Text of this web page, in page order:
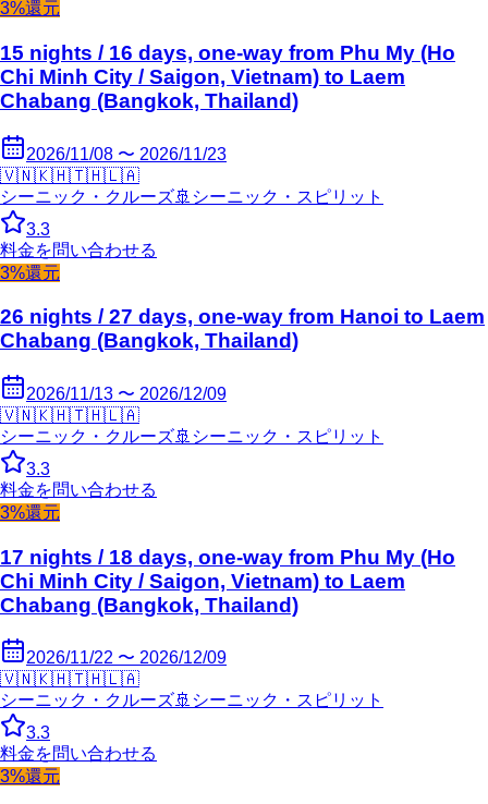
3%還元
15 nights / 16 days, one-way from Phu My (Ho
Chi Minh City / Saigon, Vietnam) to Laem
Chabang (Bangkok, Thailand)
2026/11/08 〜 2026/11/23
🇻🇳🇰🇭🇹🇭🇱🇦
シーニック・クルーズ🚢 シーニック・スピリット
3.3
料金を問い合わせる
3%還元
26 nights / 27 days, one-way from Hanoi to Laem
Chabang (Bangkok, Thailand)
2026/11/13 〜 2026/12/09
🇻🇳🇰🇭🇹🇭🇱🇦
シーニック・クルーズ🚢 シーニック・スピリット
3.3
料金を問い合わせる
3%還元
17 nights / 18 days, one-way from Phu My (Ho
Chi Minh City / Saigon, Vietnam) to Laem
Chabang (Bangkok, Thailand)
2026/11/22 〜 2026/12/09
🇻🇳🇰🇭🇹🇭🇱🇦
シーニック・クルーズ🚢 シーニック・スピリット
3.3
料金を問い合わせる
3%還元